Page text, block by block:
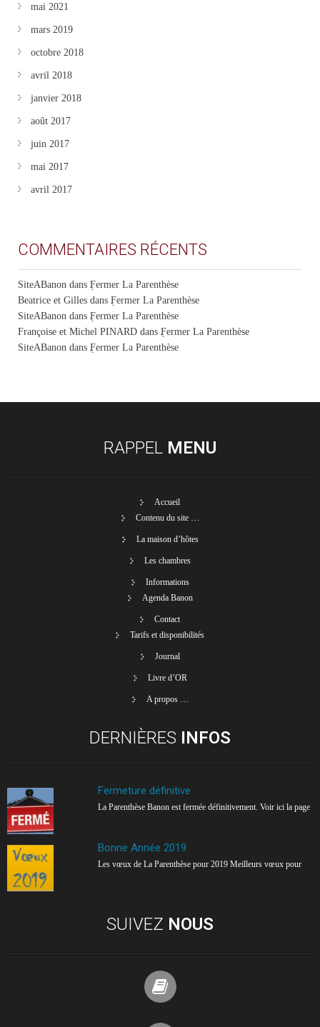
mai 2021
mars 2019
octobre 2018
avril 2018
janvier 2018
août 2017
juin 2017
mai 2017
avril 2017
COMMENTAIRES RÉCENTS
SiteABanon dans Fermer La Parenthèse
Beatrice et Gilles dans Fermer La Parenthèse
SiteABanon dans Fermer La Parenthèse
Françoise et Michel PINARD dans Fermer La Parenthèse
SiteABanon dans Fermer La Parenthèse
RAPPEL MENU
Accueil
Contenu du site …
La maison d’hôtes
Les chambres
Informations
Agenda Banon
Contact
Tarifs et disponibilités
Journal
Livre d’OR
A propos …
DERNIÈRES INFOS
Fermeture définitive
La Parenthèse Banon est fermée définitivement. Voir ici la page
Bonne Année 2019
Les vœux de La Parenthèse pour 2019 Meilleurs vœux pour
SUIVEZ NOUS